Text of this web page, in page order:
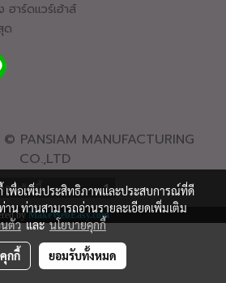
ฮาร์ดแวร์เฮ้าส์
ด
MANUFACTURING
CO.,LTD
ชมวันนี้ 1
byMakeWebEasy.com
เพื่อเพิ่มประสิทธิภาพและประสบการณ์ที่ดี
าน ท่านสามารถอ่านรายละเอียดเพิ่มเติม
ตัวและนโยบายคุกกี้
กกี้ ยอมรับทั้งหมด